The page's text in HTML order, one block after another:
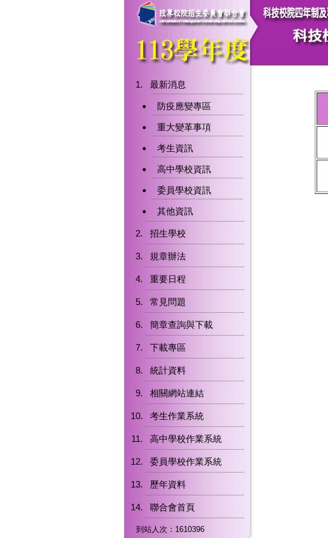
最新消息
防疫應變專區
重大變革事項
考生資訊
高中學校資訊
委員學校資訊
其他資訊
招生學校
規章辦法
重要日程
常見問題
簡章查詢與下載
下載專區
統計資料
相關網站連結
考生作業系統
高中學校作業系統
委員學校作業系統
歷年資料
聯合會首頁
到站人次：1610396